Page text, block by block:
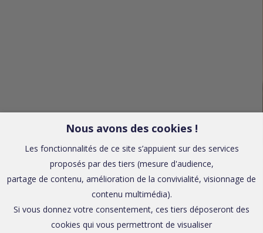
Nous avons des cookies !
Les fonctionnalités de ce site s’appuient sur des services
proposés par des tiers (mesure d'audience,
partage de contenu, amélioration de la convivialité, visionnage de
contenu multimédia).
Si vous donnez votre consentement, ces tiers déposeront des
cookies qui vous permettront de visualiser